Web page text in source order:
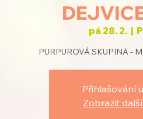
pá 28. 2.
  |
PURPUROVÁ SKUPINA -
Přihlašování
Zobrazit